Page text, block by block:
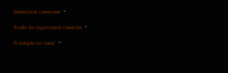
Oświetlenie rowerowe
Środki do czyszczenia rowerów
Przekąski na rower